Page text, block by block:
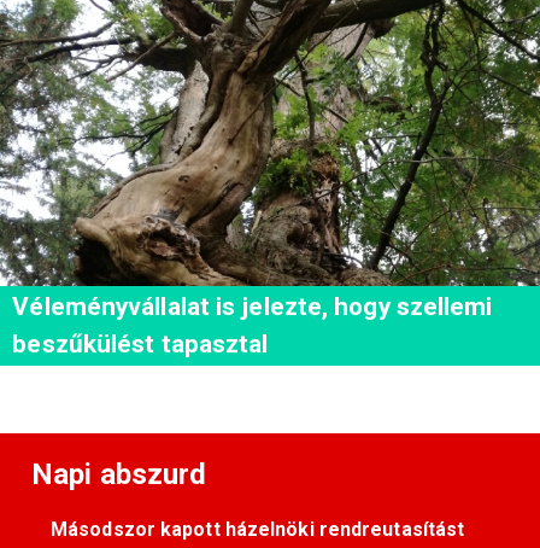
Véleményvállalat is jelezte, hogy szellemi
beszűkülést tapasztal
Napi abszurd
Másodszor kapott házelnöki rendreutasítást